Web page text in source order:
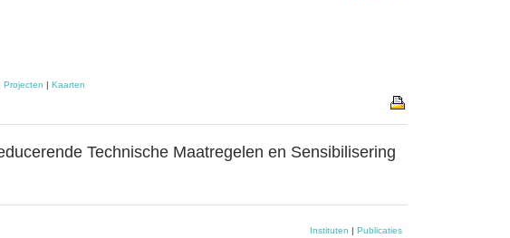
Projecten | Kaarten
Technische Maatregelen en Sensibilisering
Instituten | Publicaties